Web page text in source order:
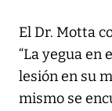
El Dr. Motta
“La yegua en
lesión en su
mismo se